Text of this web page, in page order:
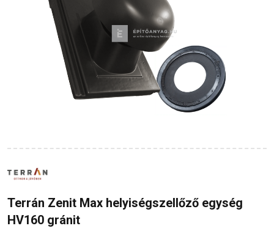
Terrán Zenit Max helyiségszellőző egység
HV160 gránit